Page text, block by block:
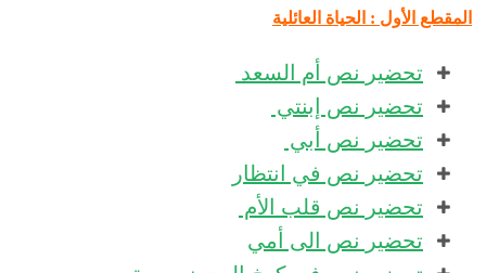
المقطع الأول : الحياة العائلية
تحضير نص أم السعد
تحضير نص إبنتي
تحضير نص أبي
تحضير نص في انتظار
تحضير نص قلب الأم
تحضير نص الى أمي